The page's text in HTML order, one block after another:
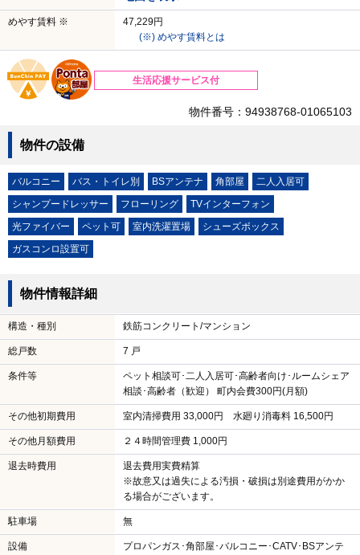
めやす賃料 ※
47,229円
(※) めやす賃料とは
生活応援サービス付
物件番号：94938768-01065103
物件の設備
バルコニー バス・トイレ別 BSアンテナ 角部屋
二人入居可
シャンプードレッサー
フローリング
TVインターフォン
光ファイバー
ペット可 室内洗濯置場
シューズボックス
ガスコンロ設置可
物件情報詳細
構造・種別 鉄筋コンクリート/マンション
総戸数 7 戸
条件等
ペット相談可･二人入居可･高齢者向け･ルームシェア
相談･高齢者（歓迎） 町内会費300円(月額)
その他初期費用 室内清掃費用 33,000円 水廻り消毒料 16,500円
その他月額費用 ２４時間管理費 1,000円
退去時費用
退去費用実費精算
※故意又は過失による汚損・破損は別途費用がかか
る場合がございます。
駐車場 無
設備
プロパンガス･角部屋･バルコニー･CATV･BSアンテ